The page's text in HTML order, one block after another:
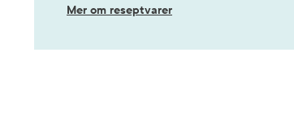
Mer om reseptvarer